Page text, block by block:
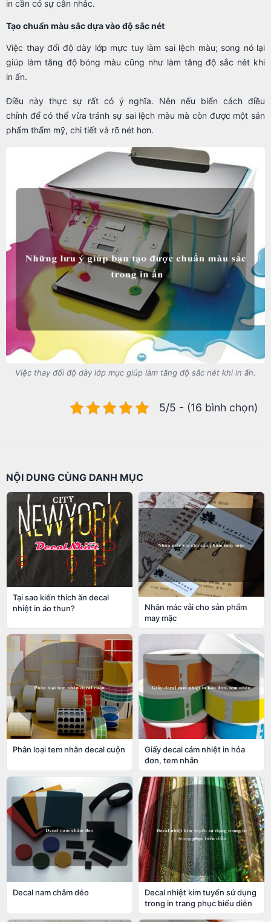
in cần có sự cân nhắc.
Tạo chuẩn màu sắc dựa vào độ sắc nét
Việc thay đổi độ dày lớp mực tuy làm sai lệch màu; song nó lại
giúp làm tăng độ bóng màu cũng như làm tăng độ sắc nét khi
in ấn.
Điều này thực sự rất có ý nghĩa. Nên nếu biến cách điều
chỉnh để có thể vừa tránh sự sai lệch màu mà còn được một sản
phẩm thẩm mỹ, chi tiết và rõ nét hơn.
Việc thay đổi độ dày lớp mực giúp làm tăng độ sắc nét khi in ấn.
5/5 - (16 bình chọn)
NỘI DUNG CÙNG DANH MỤC
Tại sao kiến thích ăn decal
nhiệt in áo thun?
Nhãn mác vải cho sản phẩm
may mặc
Phân loại tem nhãn decal cuộn
Giấy decal cảm nhiệt in hóa
đơn, tem nhãn
Decal nam châm dẻo
Decal nhiệt kim tuyến sử dụng
trong in trang phục biểu diễn